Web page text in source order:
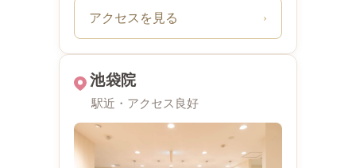
アクセスを見る ›
池袋院
駅近・アクセス良好